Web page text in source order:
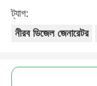
ট্যাগ:
নীরব ডিজেল জেনারেটর